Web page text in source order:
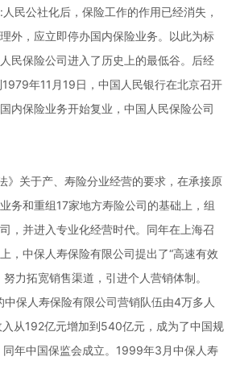
民公社化后，保险工作的作用已经消失，
外，应立即停办国内保险业务。以此为标
民保险公司进入了历史上的最低谷。后经
年11月19日，中国人民银行在北京召开
内保险业务开始复业，中国人民保险公司
》关于产、寿险分业经营的要求，在承接原
务和重组17家地方寿险公司的基础上，组
，并进入专业化经营时代。同年在上海召
，中保人寿保险有限公司提出了“高速有效
力拓宽销售渠道，引进个人营销体制。
保人寿保险有限公司营销队伍由4万多人
从192亿元增加到540亿元，成为了中国规
年中国保监会成立。1999年3月中保人寿